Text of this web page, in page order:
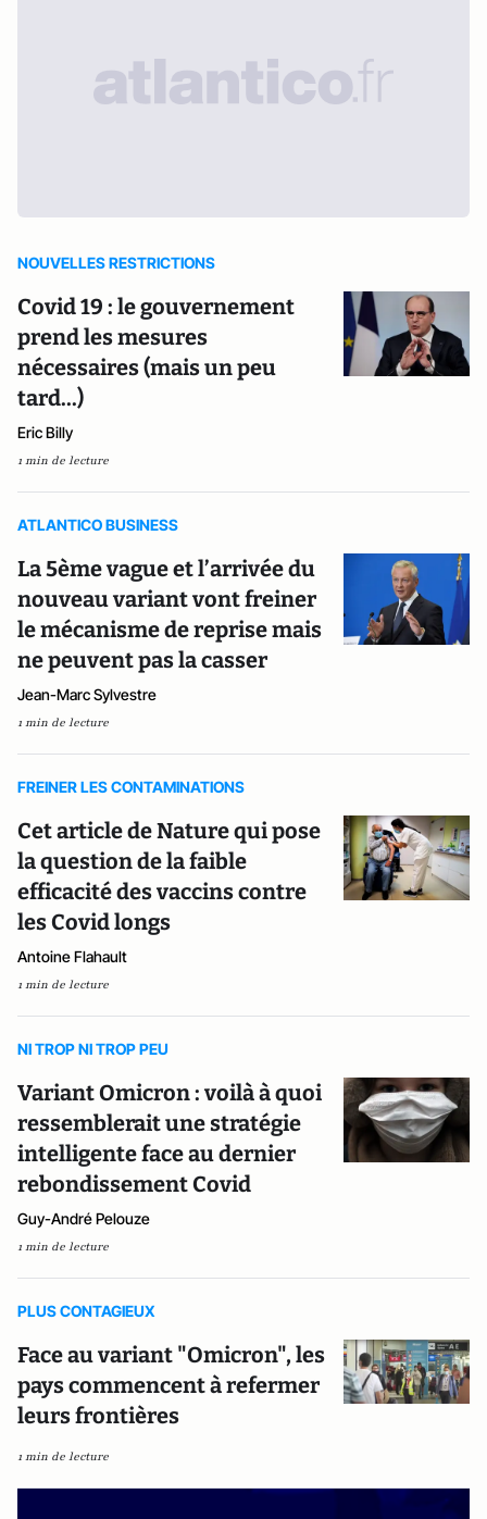
NOUVELLES RESTRICTIONS
Covid 19 : le gouvernement
prend les mesures
nécessaires (mais un peu
tard...)
Eric Billy
1 min de lecture
ATLANTICO BUSINESS
La 5ème vague et l’arrivée du
nouveau variant vont freiner
le mécanisme de reprise mais
ne peuvent pas la casser
Jean-Marc Sylvestre
1 min de lecture
FREINER LES CONTAMINATIONS
Cet article de Nature qui pose
la question de la faible
efficacité des vaccins contre
les Covid longs
Antoine Flahault
1 min de lecture
NI TROP NI TROP PEU
Variant Omicron : voilà à quoi
ressemblerait une stratégie
intelligente face au dernier
rebondissement Covid
Guy-André Pelouze
1 min de lecture
PLUS CONTAGIEUX
Face au variant "Omicron", les
pays commencent à refermer
leurs frontières
1 min de lecture